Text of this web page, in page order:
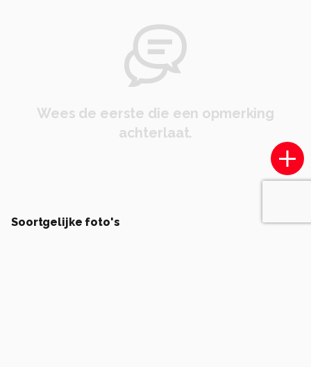
Wees de eerste die een opmerking
achterlaat.
Soortgelijke foto's